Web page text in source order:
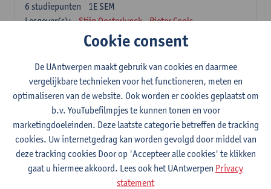
1E SEM
6 studiepunten
Lesgever(s):
Stijn Oosterlynck Pieter Cools
Governance en sociale innovatie
Lesgever(s):
Pieter Cools
Stad, diversiteit en transnationaal sociaal werk
2E SEM
studiepunten
Lesgever(s):
Mieke Schrooten
Labo Sociale Impactevaluatie
2E SEM
3studiepunten
Leen Sebrechts
Cookie consent
De UAntwerpen maakt gebruik van cookies en daarmee
vergelijkbare technieken voor het functioneren, meten en
optimaliseren van de website. Ook worden er cookies geplaatst om
b.v. YouTubefilmpjes te kunnen tonen en voor
marketingdoeleinden. Deze laatste categorie betreffen de tracking
cookies. Uw internetgedrag kan worden gevolgd door middel van
deze tracking cookies Door op 'Accepteer alle cookies' te klikken
gaat u hiermee akkoord. Lees ook het UAntwerpen Privacy
statement